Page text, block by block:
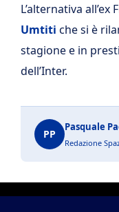
L’alternativa
Umtiti che si è
stagione e in
dell’Inter.
PP
Pasquale
Redazione